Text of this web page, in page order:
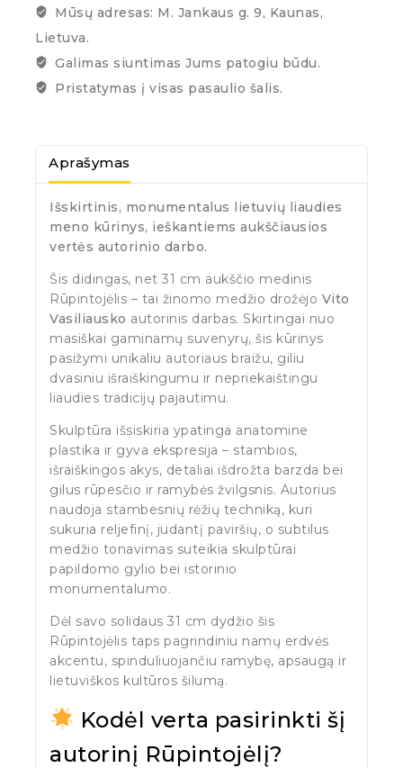
Mūsų adresas: M. Jankaus g. 9, Kaunas,
Lietuva.
Galimas siuntimas Jums patogiu būdu.
Pristatymas į visas pasaulio šalis.
Aprašymas
Išskirtinis, monumentalus lietuvių liaudies
meno kūrinys, ieškantiems aukščiausios
vertės autorinio darbo.
Šis didingas, net 31 cm aukščio medinis
Rūpintojėlis – tai žinomo medžio drožėjo Vito
Vasiliausko autorinis darbas. Skirtingai nuo
masiškai gaminamų suvenyrų, šis kūrinys
pasižymi unikaliu autoriaus braižu, giliu
dvasiniu išraiškingumu ir nepriekaištingu
liaudies tradicijų pajautimu.
Skulptūra išsiskiria ypatinga anatomine
plastika ir gyva ekspresija – stambios,
išraiškingos akys, detaliai išdrožta barzda bei
gilus rūpesčio ir ramybės žvilgsnis. Autorius
naudoja stambesnių rėžių techniką, kuri
sukuria reljefinį, judantį paviršių, o subtilus
medžio tonavimas suteikia skulptūrai
papildomo gylio bei istorinio
monumentalumo.
Dėl savo solidaus 31 cm dydžio šis
Rūpintojėlis taps pagrindiniu namų erdvės
akcentu, spinduliuojančiu ramybę, apsaugą ir
lietuviškos kultūros šilumą.
Kodėl verta pasirinkti šį
autorinį Rūpintojėlį?